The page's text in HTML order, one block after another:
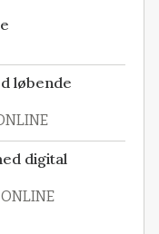
løbende
digital